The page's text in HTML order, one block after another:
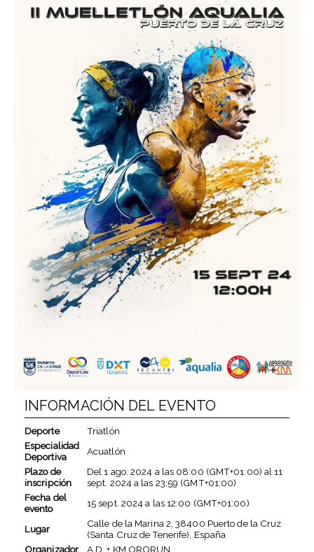
INFORMACIÓN DEL EVENTO
Deporte
Triatlón
Especialidad
Deportiva
Acuatlón
Plazo de
inscripción
Del1 ago. 2024 a las 08:00 (GMT+01:00) al11
sept. 2024a las 23:59 (GMT+01:00)
Fecha del
evento
15 sept. 2024a las12:00 (GMT+01:00)
Lugar
Calle de la Marina 2, 38400 Puerto de la Cruz
(Santa Cruz de Tenerife), España
Organizador
A.D. + KM ORORUN